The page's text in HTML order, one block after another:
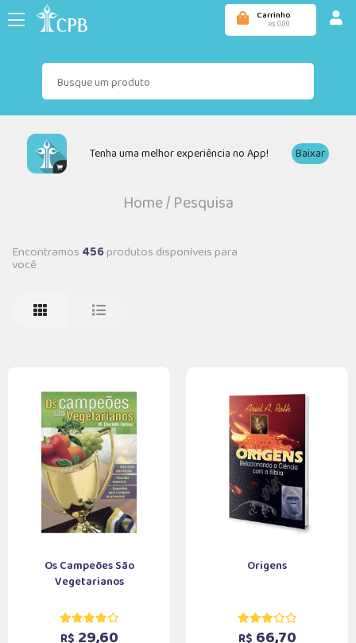
Carrinho
R$ 0,00
Tenha uma melhor experiência no App! Baixar
Home/Pesquisa
Encontramos 456produtos disponíveis para
você
Os Campeões São
Vegetarianos
R$ 29,60
Origens
R$ 66,70